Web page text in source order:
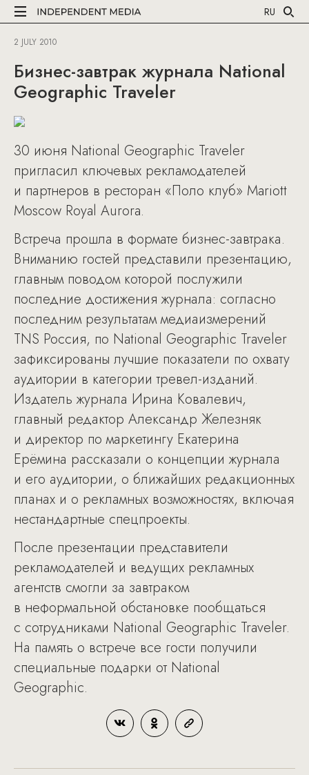
RU
2 JULY 2010
Бизнес-завтрак журнала National
Geographic Traveler
30 июня National Geographic Traveler
пригласил ключевых рекламодателей
и партнеров в ресторан «Поло клуб» Mariott
Moscow Royal Aurora.
Встреча прошла в формате бизнес-завтрака.
Вниманию гостей представили презентацию,
главным поводом которой послужили
последние достижения журнала: согласно
последним результатам медиаизмерений
TNS Россия, по National Geographic Traveler
зафиксированы лучшие показатели по охвату
аудитории в категории тревел-изданий.
Издатель журнала Ирина Ковалевич,
главный редактор Александр Железняк
и директор по маркетингу Екатерина
Ерёмина рассказали о концепции журнала
и его аудитории, о ближайших редакционных
планах и о рекламных возможностях, включая
нестандартные спецпроекты.
После презентации представители
рекламодателей и ведущих рекламных
агентств смогли за завтраком
в неформальной обстановке пообщаться
с сотрудниками National Geographic Traveler.
На память о встрече все гости получили
специальные подарки от National
Geographic.